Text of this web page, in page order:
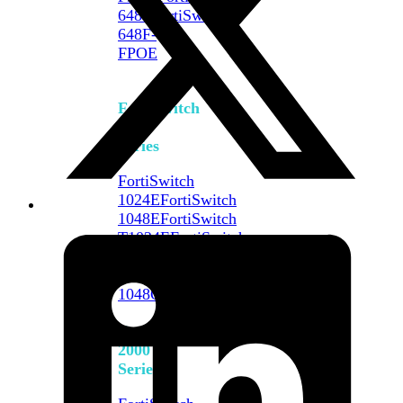
648F
FortiSwitch
648F-
FPOE
FortiSwitch
Series
FortiSwitch
1024EFortiSwitch
1048EFortiSwitch
T1024EFortiSwitch
1048G
FortiSwitch
2000
Series